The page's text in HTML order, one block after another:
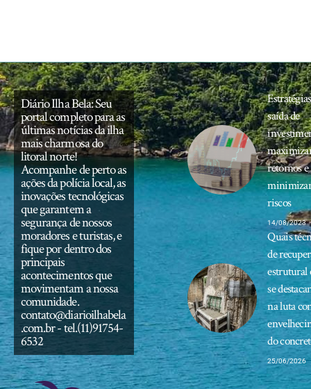
Diário Ilha Bela: Seu
portal completo para as
últimas notícias da ilha
mais charmosa do
litoral norte!
Acompanhe de perto as
ações da polícia local, as
inovações tecnológicas
que garantem a
segurança de nossos
moradores e turistas, e
fique por dentro dos
principais
acontecimentos que
movimentam a nossa
comunidade.
contato@diarioilhabela
.com.br- tel.(11)91754-
6532
saída de
retornos e
riscos
14/08/2023
Quais
de
estrutural
se
na luta
do
25/06/2026